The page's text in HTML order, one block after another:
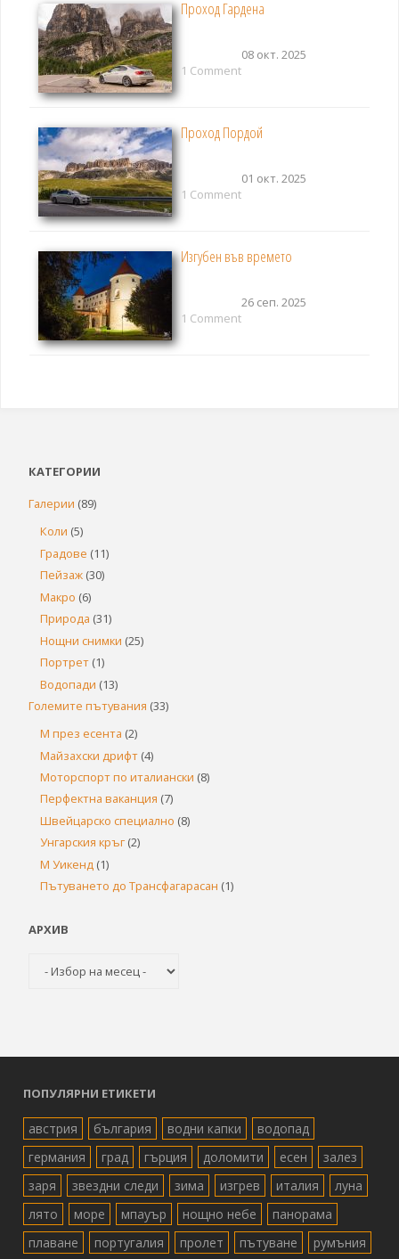
Проход Гардена
08 окт. 2025
1 Comment
Проход Пордой
01 окт. 2025
1 Comment
Изгубен във времето
26 сеп. 2025
1 Comment
КАТЕГОРИИ
Галерии (89)
Коли (5)
Градове (11)
Пейзаж (30)
Макро (6)
Природа (31)
Нощни снимки (25)
Портрет (1)
Водопади (13)
Големите пътувания (33)
М през есента (2)
Майзахски дрифт (4)
Моторспорт по италиански (8)
Перфектна ваканция (7)
Швейцарско специално (8)
Унгарския кръг (2)
М Уикенд (1)
Пътуването до Трансфагарасан (1)
АРХИВ
ПОПУЛЯРНИ ЕТИКЕТИ
австрия българия водни капки
водопад
германия
град гърция доломити есен
залез
заря
звездни следи зима изгрев италия
луна
лято
море мпауър нощно небе
панорама
плаване
португалия пролет пътуване
румъния